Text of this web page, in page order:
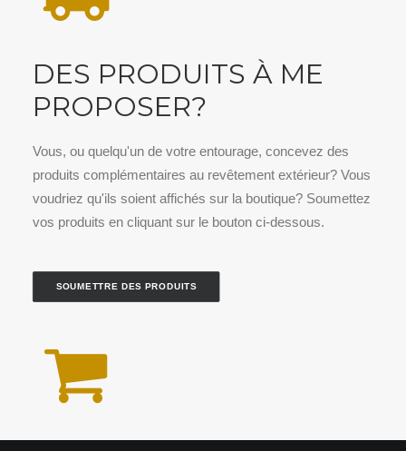
DES PRODUITS À ME
PROPOSER?
Vous, ou quelqu'un de votre entourage, concevez des
produits complémentaires au revêtement extérieur? Vous
voudriez qu'ils soient affichés sur la boutique? Soumettez
vos produits en cliquant sur le bouton ci-dessous.
SOUMETTRE DES PRODUITS